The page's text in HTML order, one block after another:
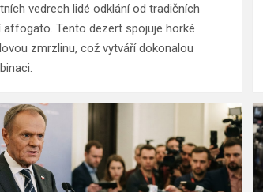
vedrech lidé odklání od tradičních
affogato. Tento dezert spojuje horké
zmrzlinu, což vytváří dokonalou